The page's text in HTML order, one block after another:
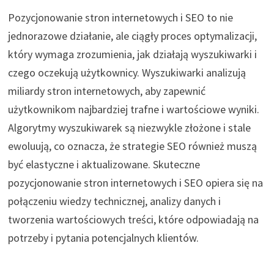
Pozycjonowanie stron internetowych i SEO to nie
jednorazowe działanie, ale ciągły proces optymalizacji,
który wymaga zrozumienia, jak działają wyszukiwarki i
czego oczekują użytkownicy. Wyszukiwarki analizują
miliardy stron internetowych, aby zapewnić
użytkownikom najbardziej trafne i wartościowe wyniki.
Algorytmy wyszukiwarek są niezwykle złożone i stale
ewoluują, co oznacza, że strategie SEO również muszą
być elastyczne i aktualizowane. Skuteczne
pozycjonowanie stron internetowych i SEO opiera się na
połączeniu wiedzy technicznej, analizy danych i
tworzenia wartościowych treści, które odpowiadają na
potrzeby i pytania potencjalnych klientów.